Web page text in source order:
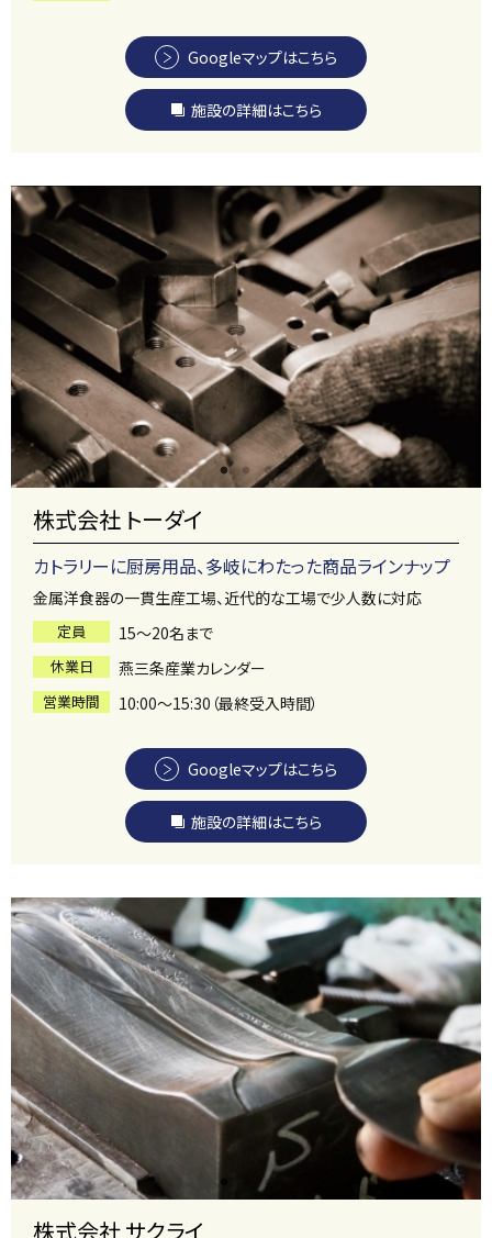
Googleマップはこちら
施設の詳細はこちら
株式会社 トーダイ
カトラリーに厨房用品、多岐にわたった商品ラインナップ
金属洋食器の一貫生産工場、近代的な工場で少人数に対応
定員 15～20名まで
休業日 燕三条産業カレンダー
営業時間 10:00～15:30（最終受入時間）
Googleマップはこちら
施設の詳細はこちら
株式会社 サクライ